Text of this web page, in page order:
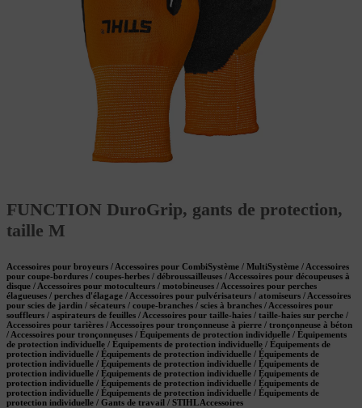
FUNCTION DuroGrip, gants de protection,
taille M
Accessoires pour broyeurs / Accessoires pour CombiSystème / MultiSystème / Accessoires
pour coupe-bordures / coupes-herbes / débroussailleuses / Accessoires pour découpeuses à
disque / Accessoires pour motoculteurs / motobineuses / Accessoires pour perches
élagueuses / perches d'élagage / Accessoires pour pulvérisateurs / atomiseurs / Accessoires
pour scies de jardin / sécateurs / coupe-branches / scies à branches / Accessoires pour
souffleurs / aspirateurs de feuilles / Accessoires pour taille-haies / taille-haies sur perche /
Accessoires pour tarières / Accessoires pour tronçonneuse à pierre / tronçonneuse à béton
/ Accessoires pour tronçonneuses / Équipements de protection individuelle / Équipements
de protection individuelle / Équipements de protection individuelle / Équipements de
protection individuelle / Équipements de protection individuelle / Équipements de
protection individuelle / Équipements de protection individuelle / Équipements de
protection individuelle / Équipements de protection individuelle / Équipements de
protection individuelle / Équipements de protection individuelle / Équipements de
protection individuelle / Équipements de protection individuelle / Équipements de
protection individuelle / Gants de travail / STIHL Accessoires